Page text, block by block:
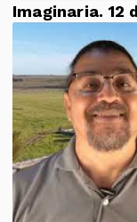
Imaginaria. 12